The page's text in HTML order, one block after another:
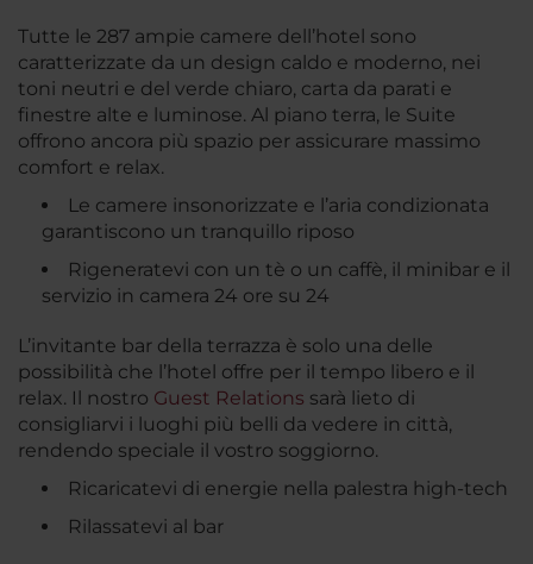
Tutte le 287 ampie camere dell’hotel sono
caratterizzate da un design caldo e moderno, nei
toni neutri e del verde chiaro, carta da parati e
finestre alte e luminose. Al piano terra, le Suite
offrono ancora più spazio per assicurare massimo
comfort e relax.
Le camere insonorizzate e l’aria condizionata
garantiscono un tranquillo riposo
Rigeneratevi con un tè o un caffè, il minibar e il
servizio in camera 24 ore su 24
L’invitante bar della terrazza è solo una delle
possibilità che l’hotel offre per il tempo libero e il
relax. Il nostro Guest Relations sarà lieto di
consigliarvi i luoghi più belli da vedere in città,
rendendo speciale il vostro soggiorno.
Ricaricatevi di energie nella palestra high-tech
Rilassatevi al bar